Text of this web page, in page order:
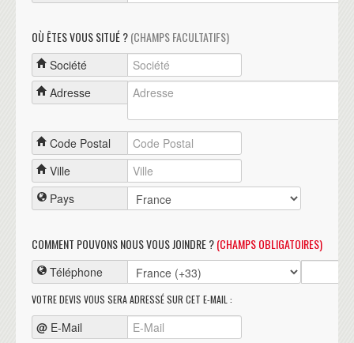
OÙ ÊTES VOUS SITUÉ ?(CHAMPS FACULTATIFS)
Société
Adresse
Code Postal
Ville
Pays
COMMENT POUVONS NOUS VOUS JOINDRE ?(CHAMPS OBLIGATOIRES)
Téléphone
VOTRE DEVIS VOUS SERA ADRESSÉ SUR CET E-MAIL :
@ E-Mail